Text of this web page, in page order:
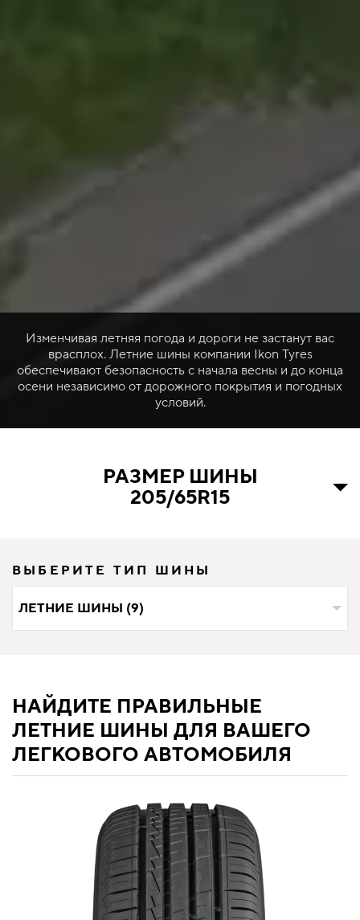
Изменчивая летняя погода и дороги не застанут вас
врасплох. Летние шины компании Ikon Tyres
обеспечивают безопасность с начала весны и до конца
осени независимо от дорожного покрытия и погодных
условий.
РАЗМЕР ШИНЫ
205/65R15
ВЫБЕРИТЕ ТИП ШИНЫ
ЛЕТНИЕ ШИНЫ (9)
НАЙДИТЕ ПРАВИЛЬНЫЕ
ЛЕТНИЕ ШИНЫ ДЛЯ ВАШЕГО
ЛЕГКОВОГО АВТОМОБИЛЯ